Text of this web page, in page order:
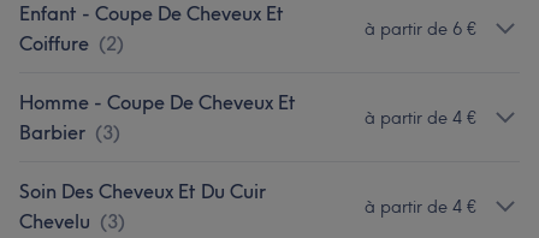
Enfant - Coupe De Cheveux Et
Coiffure (2)
à partir de 6 €
Homme - Coupe De Cheveux Et
Barbier (3)
à partir de 4 €
Soin Des Cheveux Et Du Cuir
Chevelu (3)
à partir de 4 €